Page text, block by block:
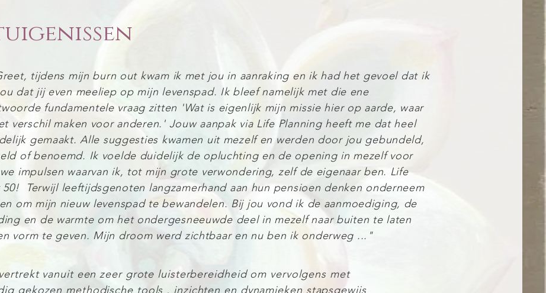
tijdens mijn burn out kwam ik met jou in aanraking en ik had het gevoel dat ik
dat jij even meeliep op mijn levenspad. Ik bleef namelijk met die ene
fundamentele vraag zitten 'Wat is eigenlijk mijn missie hier op aarde, waar
verschil maken voor anderen.' Jouw aanpak via Life Planning heeft me dat heel
gemaakt. Alle suggesties kwamen uit mezelf en werden door jou gebundeld,
of benoemd. Ik voelde duidelijk de opluchting en de opening in mezelf voor
impulsen waarvan ik, tot mijn grote verwondering, zelf de eigenaar ben. Life
50! Terwijl leeftijdsgenoten langzamerhand aan hun pensioen denken onderneem
om mijn nieuw levenspad te bewandelen. Bij jou vond ik de aanmoediging, de
en de warmte om het ondergesneeuwde deel in mezelf naar buiten te laten
vorm te geven. Mijn droom werd zichtbaar en nu ben ik onderweg ..."
vanuit een zeer grote luisterbereidheid om vervolgens met
gekozen methodische tools , inzichten en dynamieken stapsgewijs